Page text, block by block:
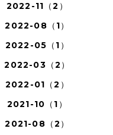
2022-11（2）
2022-08（1）
2022-05（1）
2022-03（2）
2022-01（2）
2021-10（1）
2021-08（2）